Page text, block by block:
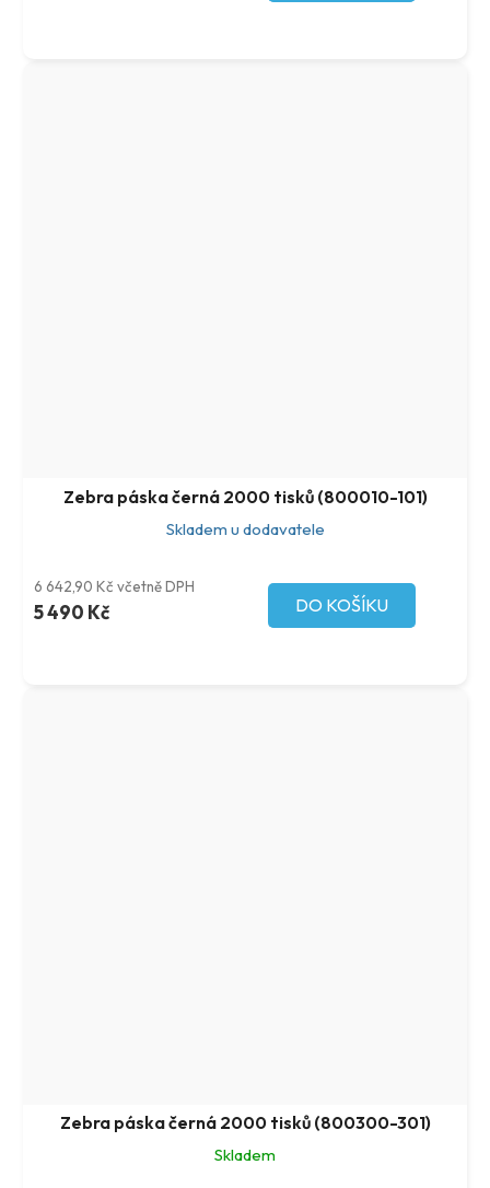
Zebra páska černá 2000 tisků (800010-101)
Skladem u dodavatele
6 642,90 Kč včetně DPH
5 490 Kč DO KOŠÍKU
Zebra páska černá 2000 tisků (800300-301)
Skladem